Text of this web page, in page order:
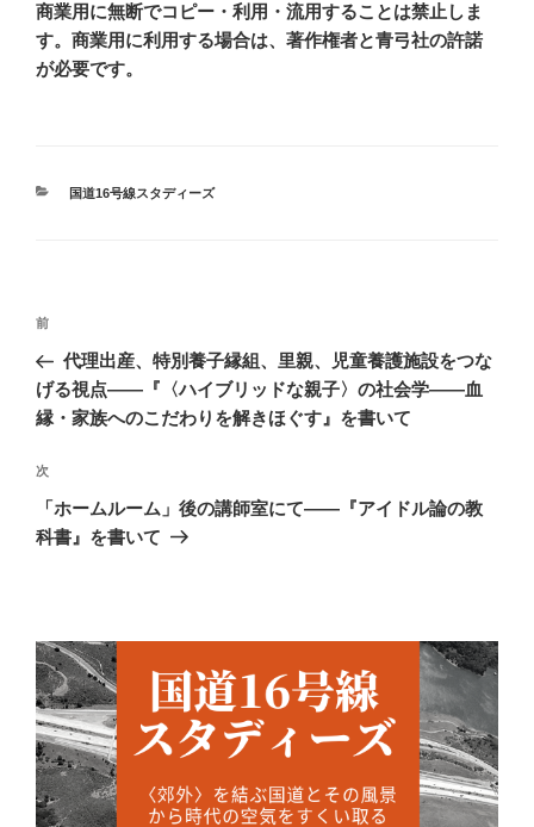
商業用に無断でコピー・利用・流用することは禁止しま
す。商業用に利用する場合は、著作権者と青弓社の許諾
が必要です。
カ
国道16号線スタディーズ
投
ナ
ビ
ー
シ
ョ
前
の
投
稿
前
代理出産、特別養子縁組、里親、児童養護施設をつな
げる視点――『〈ハイブリッドな親子〉の社会学――血
縁・家族へのこだわりを解きほぐす』を書いて
次
の
投
次
「ホームルーム」後の講師室にて――『アイドル論の教
科書』を書いて